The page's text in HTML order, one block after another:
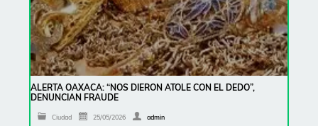
ALERTA OAXACA: “NOS DIERON ATOLE CON EL DEDO”,
DENUNCIAN FRAUDE
Ciudad 25/05/2026 admin